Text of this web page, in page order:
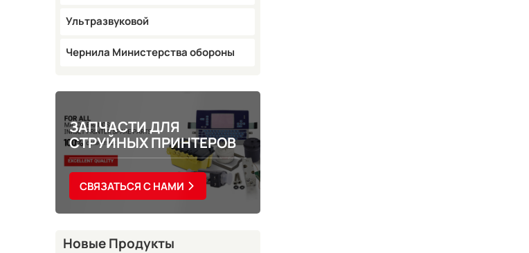
Ультразвуковой
Чернила Министерства обороны
ЗАПЧАСТИ ДЛЯ
СТРУЙНЫХ ПРИНТЕРОВ
СВЯЗАТЬСЯ С НАМИ
Новые Продукты